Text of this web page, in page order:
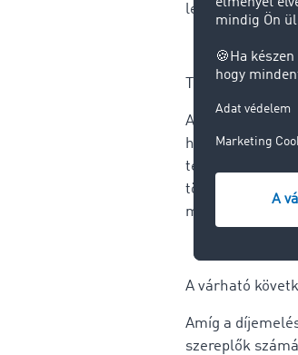
lesznek
További
A
helyszínen
terelni, még
töltött idő. Az
A várható
Amíg a
szereplők